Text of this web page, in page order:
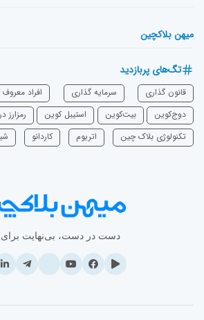
میهن بلاکچین
تگ‌های پربازدید
قانون گذاری سرمایه‌ گذاری افراد معروف
دوج‌کوین
بیت‌کوین استیبل کوین رمزارز
تکنولوژی بلاک چین
اتریوم ‌کاردانو
دست در دست، بی‌نهایت برای